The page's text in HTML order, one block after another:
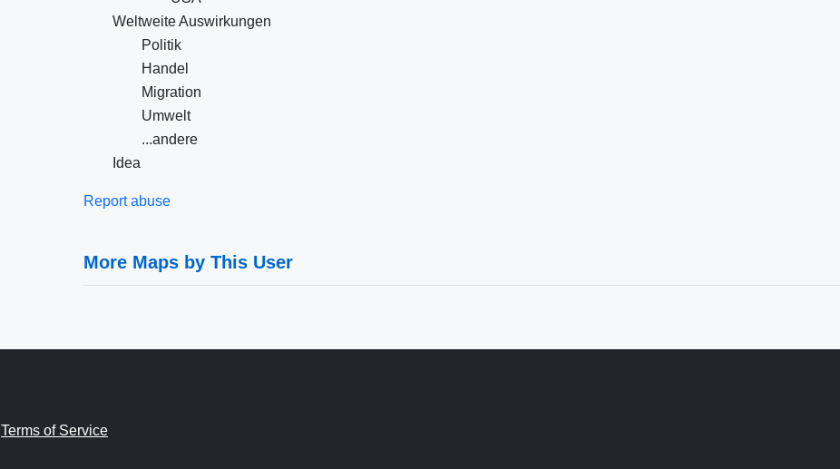
Weltweite Auswirkungen
Politik
Handel
Migration
Umwelt
...andere
Idea
Report abuse
More Maps by This User
Terms of Service